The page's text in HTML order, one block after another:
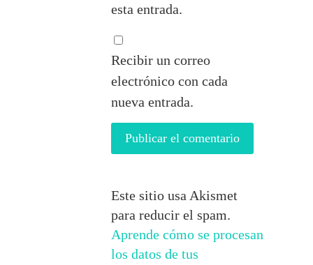
esta entrada.
Recibir un correo
electrónico con cada
nueva entrada.
Este sitio usa Akismet
para reducir el spam.
Aprende cómo se procesan
los datos de tus